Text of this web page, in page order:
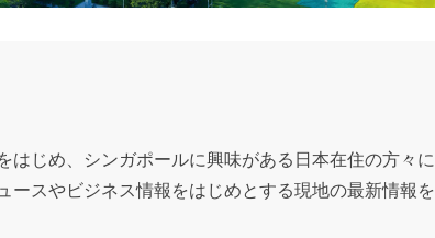
はじめ、シンガポールに興味がある日本在住の方々に
ースやビジネス情報をはじめとする現地の最新情報を